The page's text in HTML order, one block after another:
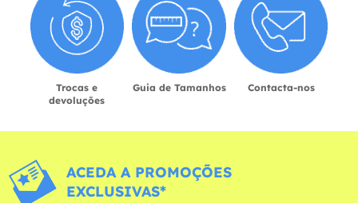
Trocas e
devoluções
Guia de Tamanhos Contacta-nos
ACEDA A PROMOÇÕES
EXCLUSIVAS*